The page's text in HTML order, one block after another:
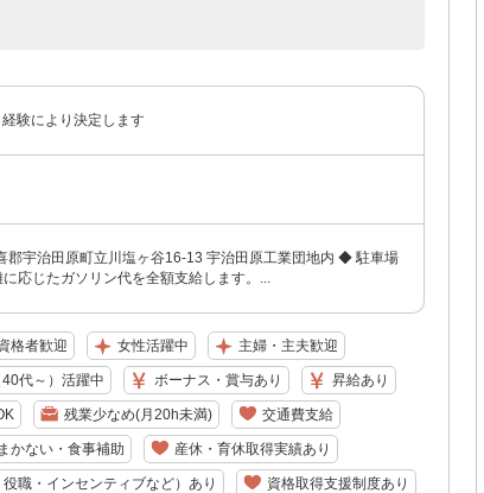
験により決定します
郡宇治田原町立川塩ヶ谷16‐13 宇治田原工業団地内 ◆ 駐車場
応じたガソリン代を全額支給します。...
格者歓迎 女性活躍中 主婦・主夫歓迎
40代～）活躍中 ボーナス・賞与あり 昇給あり
残業少なめ(月20h未満) 交通費支給
まかない・食事補助 産休・育休取得実績あり
職・インセンティブなど）あり 資格取得支援制度あり